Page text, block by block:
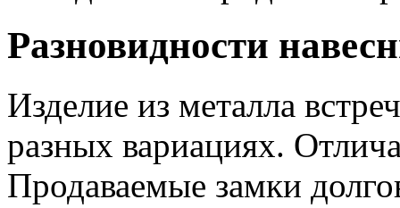
Разновидности
Изделие из металла
разных вариациях.
Продаваемые замки